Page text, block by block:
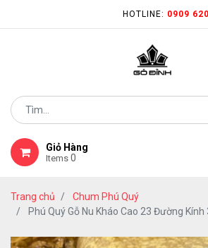
HOTLINE: 0909
Giỏ Hàng
Items 0
Trang chủ
Chum Phú Quý
Phú Quý Gỗ Nu Kháo Cao 23 Đường Kính